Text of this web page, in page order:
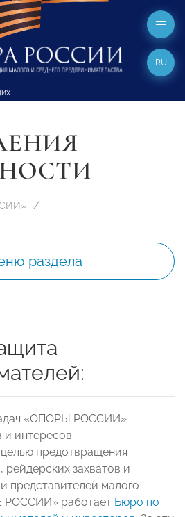
RU
раздела
«ОПОРЫ РОССИИ»
и интересов
предотвращения
рейдерских захватов и
представителей малого
РОССИИ» работает Бюро по